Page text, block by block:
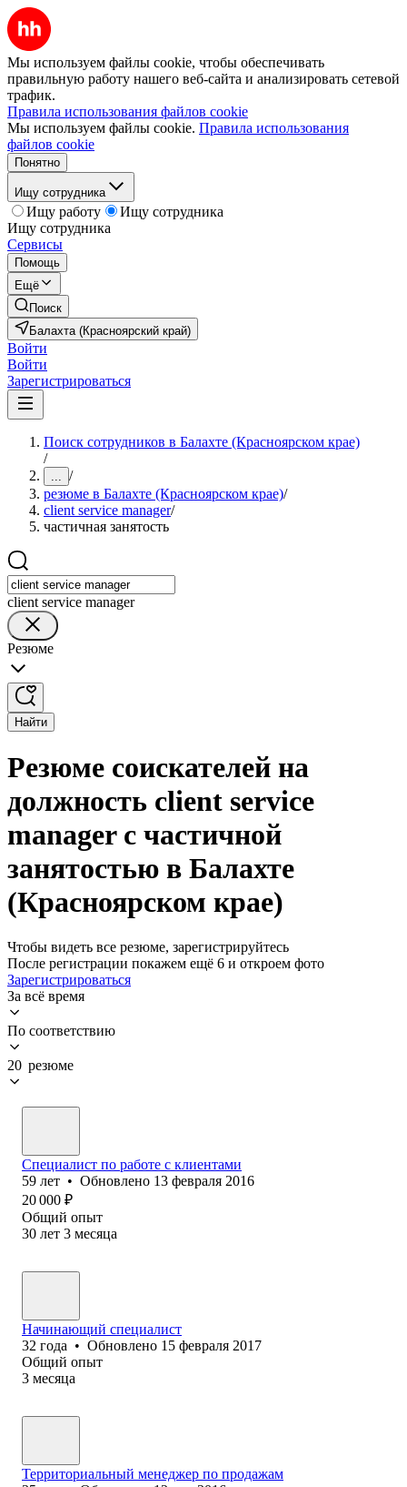
Мы используем файлы cookie, чтобы обеспечивать
правильную работу нашего веб-сайта и анализировать сетевой
трафик.
Правила использования файлов cookie
Мы используем файлы cookie. Правила использования
файлов cookie
Понятно
Ищу сотрудника
Ищу работу
Ищу сотрудника
Ищу сотрудника
Сервисы
Помощь
Ещё
Поиск
Балахта (Красноярский край)
Войти
Войти
Зарегистрироваться
Поиск сотрудников в Балахте (Красноярском крае)
/
... /
резюме в Балахте (Красноярском крае)/
client service manager/
частичная занятость
client service manager
Резюме
Найти
Резюме соискателей на
должность client service
manager с частичной
занятостью в Балахте
(Красноярском крае)
Чтобы видеть все резюме, зарегистрируйтесь
После регистрации покажем ещё 6 и откроем фото
Зарегистрироваться
За всё время
По соответствию
20 резюме
Специалист по работе с клиентами
59 лет • Обновлено 13 февраля 2016
20 000 ₽
Общий опыт
30 лет 3 месяца
Начинающий специалист
32 года • Обновлено 15 февраля 2017
Общий опыт
3 месяца
Территориальный менеджер по продажам